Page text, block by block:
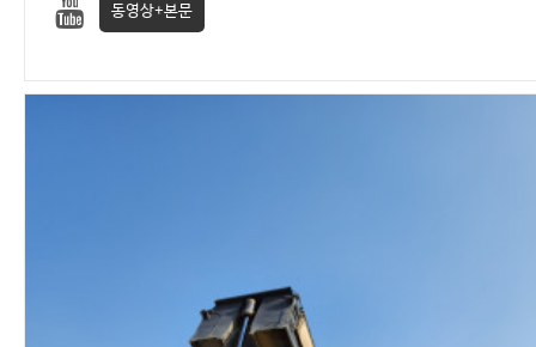
동영상+본문